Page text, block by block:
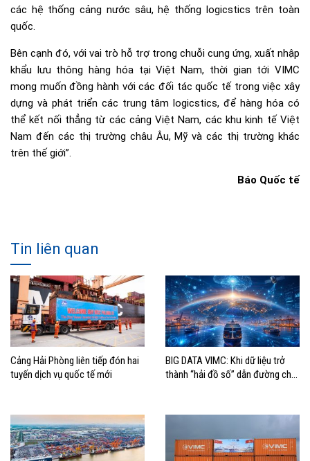
các hệ thống cảng nước sâu, hệ thống logicstics trên toàn
quốc.
Bên cạnh đó, với vai trò hỗ trợ trong chuỗi cung ứng, xuất nhập
khẩu lưu thông hàng hóa tại Việt Nam, thời gian tới VIMC
mong muốn đồng hành với các đối tác quốc tế trong việc xây
dựng và phát triển các trung tâm logicstics, để hàng hóa có
thể kết nối thẳng từ các cảng Việt Nam, các khu kinh tế Việt
Nam đến các thị trường châu Âu, Mỹ và các thị trường khác
trên thế giới”.
Báo Quốc tế
Tin liên quan
Cảng Hải Phòng liên tiếp đón hai
tuyến dịch vụ quốc tế mới
BIG DATA VIMC: Khi dữ liệu trở
thành “hải đồ số” dẫn đường cho